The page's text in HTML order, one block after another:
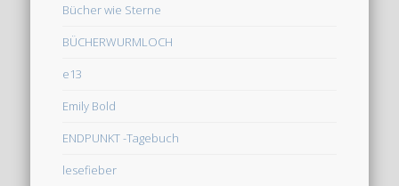
Bücher wie Sterne
BÜCHERWURMLOCH
e13
Emily Bold
ENDPUNKT -Tagebuch
lesefieber